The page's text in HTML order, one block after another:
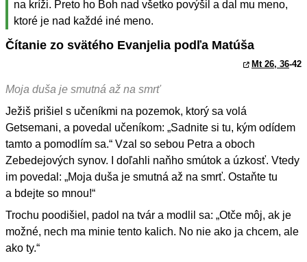
na kríži. Preto ho Boh nad všetko povýšil a dal mu meno,
ktoré je nad každé iné meno.
Čítanie zo svätého Evanjelia podľa Matúša
Mt 26, 36-42
Moja duša je smutná až na smrť
Ježiš prišiel s učeníkmi na pozemok, ktorý sa volá
Getsemani, a povedal učeníkom: „Sadnite si tu, kým odídem
tamto a pomodlím sa.“ Vzal so sebou Petra a oboch
Zebedejových synov. I doľahli naňho smútok a úzkosť. Vtedy
im povedal: „Moja duša je smutná až na smrť. Ostaňte tu
a bdejte so mnou!“
Trochu poodišiel, padol na tvár a modlil sa: „Otče môj, ak je
možné, nech ma minie tento kalich. No nie ako ja chcem, ale
ako ty.“